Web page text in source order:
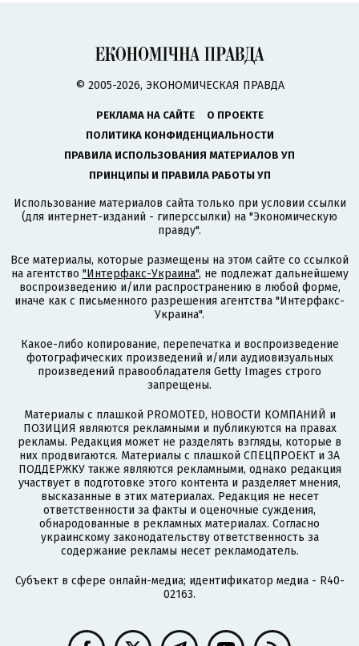
© 2005-2026, ЭКОНОМИЧЕСКАЯ ПРАВДА
РЕКЛАМА НА САЙТЕ
О ПРОЕКТЕ
ПОЛИТИКА КОНФИДЕНЦИАЛЬНОСТИ
ПРАВИЛА ИСПОЛЬЗОВАНИЯ МАТЕРИАЛОВ УП
ПРИНЦИПЫ И ПРАВИЛА РАБОТЫ УП
Использование материалов сайта только при условии ссылки
(для интернет-изданий - гиперссылки) на "Экономическую
правду".
Все материалы, которые размещены на этом сайте со ссылкой
на агентство "Интерфакс-Украина", не подлежат дальнейшему
воспроизведению и/или распространению в любой форме,
иначе как с письменного разрешения агентства "Интерфакс-
Украина".
Какое-либо копирование, перепечатка и воспроизведение
фотографических произведений и/или аудиовизуальных
произведений правообладателя Getty Images строго
запрещены.
Материалы с плашкой PROMOTED, НОВОСТИ КОМПАНИЙ и
ПОЗИЦИЯ являются рекламными и публикуются на правах
рекламы. Редакция может не разделять взгляды, которые в
них продвигаются. Материалы с плашкой СПЕЦПРОЕКТ и ЗА
ПОДДЕРЖКУ также являются рекламными, однако редакция
участвует в подготовке этого контента и разделяет мнения,
высказанные в этих материалах. Редакция не несет
ответственности за факты и оценочные суждения,
обнародованные в рекламных материалах. Согласно
украинскому законодательству ответственность за
содержание рекламы несет рекламодатель.
Субъект в сфере онлайн-медиа; идентификатор медиа - R40-
02163.